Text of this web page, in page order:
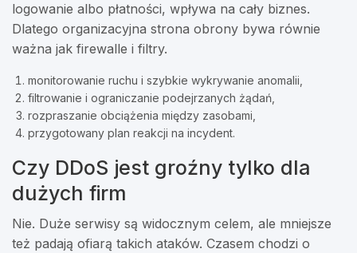
logowanie albo płatności, wpływa na cały biznes.
Dlatego organizacyjna strona obrony bywa równie
ważna jak firewalle i filtry.
monitorowanie ruchu i szybkie wykrywanie anomalii,
filtrowanie i ograniczanie podejrzanych żądań,
rozpraszanie obciążenia między zasobami,
przygotowany plan reakcji na incydent.
Czy DDoS jest groźny tylko dla
dużych firm
Nie. Duże serwisy są widocznym celem, ale mniejsze
też padają ofiarą takich ataków. Czasem chodzi o